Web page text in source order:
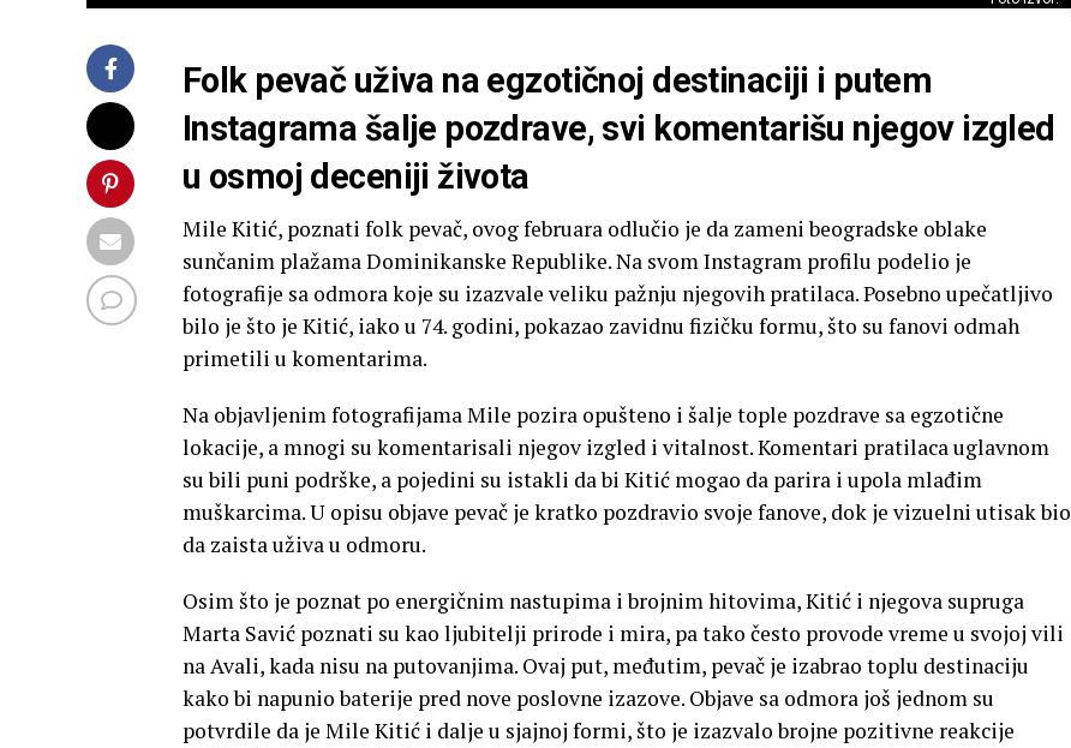
Folk pevač uživa na egzotičnoj destinaciji i putem
Instagrama šalje pozdrave, svi komentarišu njegov izgled
u osmoj deceniji života
Mile Kitić, poznati folk pevač, ovog februara odlučio je da zameni beogradske oblake
sunčanim plažama Dominikanske Republike. Na svom Instagram profilu podelio je
fotografije sa odmora koje su izazvale veliku pažnju njegovih pratilaca. Posebno upečatljivo
bilo je što je Kitić, iako u 74. godini, pokazao zavidnu fizičku formu, što su fanovi odmah
primetili u komentarima.
Na objavljenim fotografijama Mile pozira opušteno i šalje tople pozdrave sa egzotične
lokacije, a mnogi su komentarisali njegov izgled i vitalnost. Komentari pratilaca uglavnom
su bili puni podrške, a pojedini su istakli da bi Kitić mogao da parira i upola mlađim
muškarcima. U opisu objave pevač je kratko pozdravio svoje fanove, dok je vizuelni utisak bio
da zaista uživa u odmoru.
Osim što je poznat po energičnim nastupima i brojnim hitovima, Kitić i njegova supruga
Marta Savić poznati su kao ljubitelji prirode i mira, pa tako često provode vreme u svojoj vili
na Avali, kada nisu na putovanjima. Ovaj put, međutim, pevač je izabrao toplu destinaciju
kako bi napunio baterije pred nove poslovne izazove. Objave sa odmora još jednom su
potvrdile da je Mile Kitić i dalje u sjajnoj formi, što je izazvalo brojne pozitivne reakcije